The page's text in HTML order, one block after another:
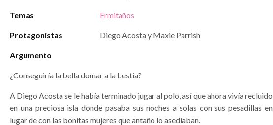
Temas Ermitaños
Protagonistas Diego Acosta y Maxie Parrish
Argumento
¿Conseguiría la bella domar a la bestia?
A Diego Acosta se le había terminado jugar al polo, así que ahora vivía recluido
en una preciosa isla donde pasaba sus noches a solas con sus pesadillas en
lugar de con las bonitas mujeres que antaño lo asediaban.